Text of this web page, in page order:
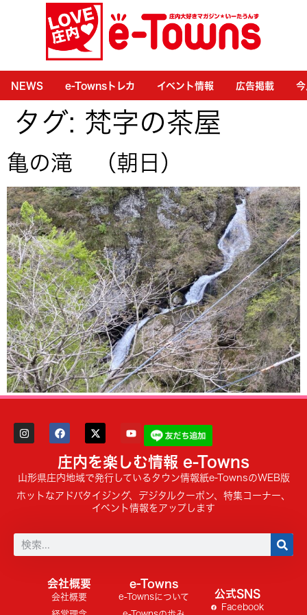
NEWS e-Townsトレカ イベント情報 広告掲載
タグ: 梵字の茶屋
亀の滝 （朝日）
庄内を楽しむ情報 e-Towns
山形県庄内地域で発行しているタウン情報紙e-TownsのWEB版
ホットなアドバタイジング、デジタルクーポン、特集コーナー、
イベント情報をアップします
会社概要
会社概要
e-Towns
e-Townsについて
公式SNS
Facebook